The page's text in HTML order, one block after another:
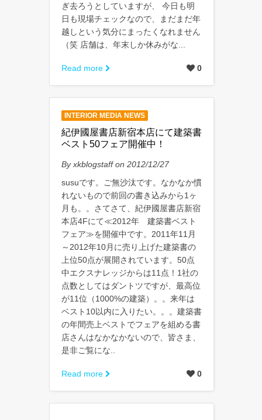
ぎ去ろうとしていますが、 今日も明
日も現場チェックなので、まだまだ年
越しという気分にまったくなれません
（笑 店舗は、年末しか休みがな...
Read more 0
INTERIOR MEDIA NEWS
紀伊國屋書店新宿本店にて建築書
ベスト50フェア開催中！
By xkblogstaff on 2012/12/27
susuです。ご無沙汰です。なかなか慣
れないもので前回の書き込みから1ヶ
月も。。さてさて、紀伊國屋書店新宿
本店4Fにて≪2012年 建築書ベスト
フェア≫を開催中です。2011年11月
～2012年10月に売り上げた建築書の
上位50点が展開されています。50点
中エクスナレッジからは11点！1社の
点数としてはダントツですが、最高位
が11位（1000%の建築）。。来年は
ベスト10以内に入りたい。。。建築書
の年間売上ベストでフェアを組める書
店さんはなかなかないので、皆さま、
是非ご覧にな..
Read more 0